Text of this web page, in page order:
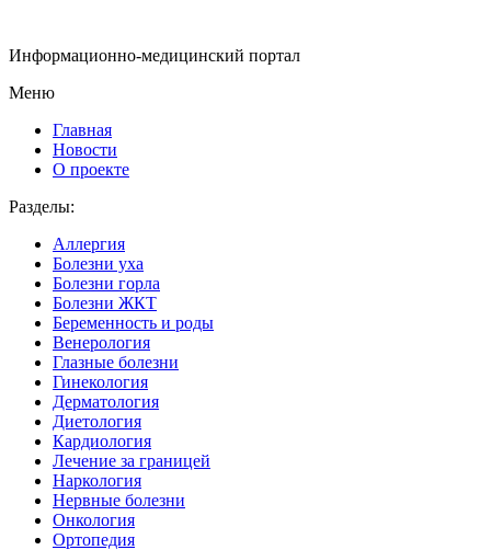
Информационно-медицинский портал
Меню
Главная
Новости
О проекте
Разделы:
Аллергия
Болезни уха
Болезни горла
Болезни ЖКТ
Беременность и роды
Венерология
Глазные болезни
Гинекология
Дерматология
Диетология
Кардиология
Лечение за границей
Наркология
Нервные болезни
Онкология
Ортопедия